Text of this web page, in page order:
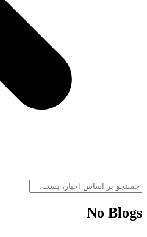
No Blogs